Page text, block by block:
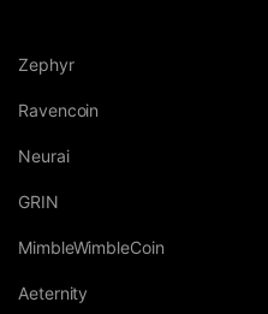
Zephyr
Ravencoin
Neurai
GRIN
MimbleWimbleCoin
Aeternity